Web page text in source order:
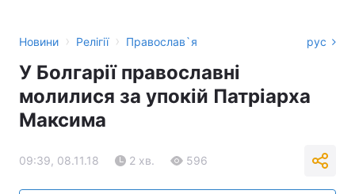
Новини › Релігії › Православ`я рус
У Болгарії православні
молилися за упокій Патріарха
Максима
09:39, 08.11.18 2 хв. 596